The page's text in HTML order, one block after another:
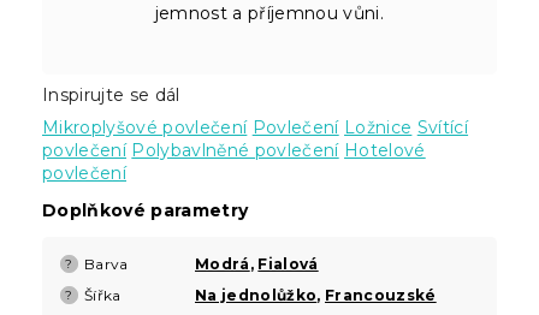
jemnost a příjemnou vůni.
Inspirujte se dál
Mikroplyšové povlečení Povlečení Ložnice Svítící
povlečení Polybavlněné povlečení Hotelové
povlečení
Doplňkové parametry
? Barva Modrá , Fialová
? Šířka Na jednolůžko, Francouzské